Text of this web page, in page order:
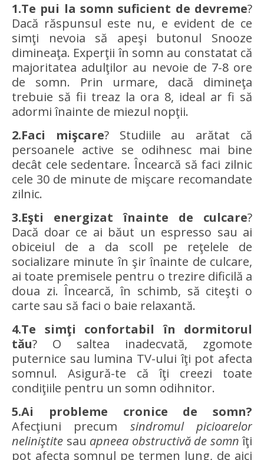
1.Te pui la somn suficient de devreme?
Dacă răspunsul este nu, e evident de ce
simţi nevoia să apeşi butonul Snooze
dimineaţa. Experţii în somn au constatat că
majoritatea adulţilor au nevoie de 7-8 ore
de somn. Prin urmare, dacă dimineţa
trebuie să fii treaz la ora 8, ideal ar fi să
adormi înainte de miezul nopţii.
2.Faci mişcare? Studiile au arătat că
persoanele active se odihnesc mai bine
decât cele sedentare. Încearcă să faci zilnic
cele 30 de minute de mişcare recomandate
zilnic.
3.Eşti energizat înainte de culcare?
Dacă doar ce ai băut un espresso sau ai
obiceiul de a da scoll pe reţelele de
socializare minute în şir înainte de culcare,
ai toate premisele pentru o trezire dificilă a
doua zi. Încearcă, în schimb, să citeşti o
carte sau să faci o baie relaxantă.
4.Te simţi confortabil în dormitorul
tău? O saltea inadecvată, zgomote
puternice sau lumina TV-ului îţi pot afecta
somnul. Asigură-te că îţi creezi toate
condiţiile pentru un somn odihnitor.
5.Ai probleme cronice de somn?
Afecţiuni precum sindromul picioarelor
neliniştite sau apneea obstructivă de somnîţi
pot afecta somnul pe termen lung, de aici